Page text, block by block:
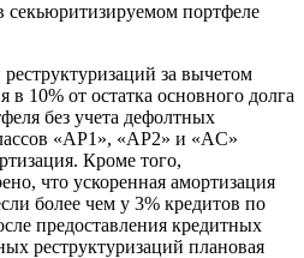
портфеле
за вычетом
10% от остатка основного долга
без учета дефолтных
«AP1», «АР2» и «AC»
Кроме того,
что ускоренная амортизация
более чем у 3% кредитов по
предоставления кредитных
реструктуризаций плановая